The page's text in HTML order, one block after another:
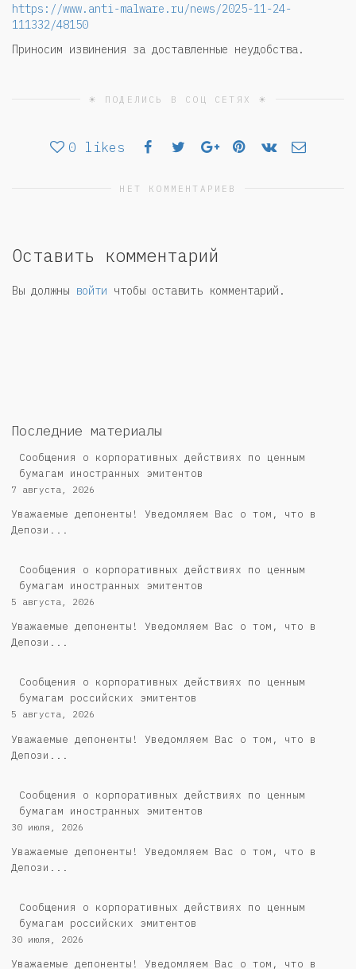
https://www.anti-malware.ru/news/2025-11-24-
111332/48150
Приносим извинения за доставленные неудобства.
☀ ПОДЕЛИСЬ В СОЦ СЕТЯХ ☀
0 likes
НЕТ КОММЕНТАРИЕВ
Оставить комментарий
Вы должны войти чтобы оставить комментарий.
Последние материалы
Сообщения о корпоративных действиях по ценным
бумагам иностранных эмитентов
7 августа, 2026
Уважаемые депоненты! Уведомляем Вас о том, что в
Депози...
Сообщения о корпоративных действиях по ценным
бумагам иностранных эмитентов
5 августа, 2026
Уважаемые депоненты! Уведомляем Вас о том, что в
Депози...
Cообщения о корпоративных действиях по ценным
бумагам российских эмитентов
5 августа, 2026
Уважаемые депоненты! Уведомляем Вас о том, что в
Депози...
Сообщения о корпоративных действиях по ценным
бумагам иностранных эмитентов
30 июля, 2026
Уважаемые депоненты! Уведомляем Вас о том, что в
Депози...
Cообщения о корпоративных действиях по ценным
бумагам российских эмитентов
30 июля, 2026
Уважаемые депоненты! Уведомляем Вас о том, что в